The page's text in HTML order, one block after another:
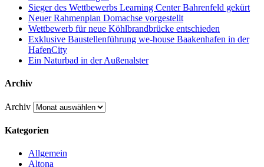
Sieger des Wettbewerbs Learning Center Bahrenfeld gekürt
Neuer Rahmenplan Domachse vorgestellt
Wettbewerb für neue Köhlbrandbrücke entschieden
Exklusive Baustellenführung we-house Baakenhafen in der
HafenCity
Ein Naturbad in der Außenalster
Archiv
Archiv
Kategorien
Allgemein
Altona